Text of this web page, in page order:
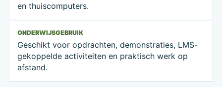
en thuiscomputers.
ONDERWIJSGEBRUIK
Geschikt voor opdrachten, demonstraties, LMS-
gekoppelde activiteiten en praktisch werk op
afstand.